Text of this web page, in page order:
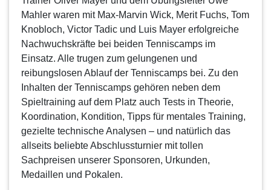
Mahler waren mit Max-Marvin Wick, Merit Fuchs, Tom
Knobloch, Victor Tadic und Luis Mayer erfolgreiche
Nachwuchskräfte bei beiden Tenniscamps im
Einsatz. Alle trugen zum gelungenen und
reibungslosen Ablauf der Tenniscamps bei. Zu den
Inhalten der Tenniscamps gehören neben dem
Spieltraining auf dem Platz auch Tests in Theorie,
Koordination, Kondition, Tipps für mentales Training,
gezielte technische Analysen – und natürlich das
allseits beliebte Abschlussturnier mit tollen
Sachpreisen unserer Sponsoren, Urkunden,
Medaillen und Pokalen.